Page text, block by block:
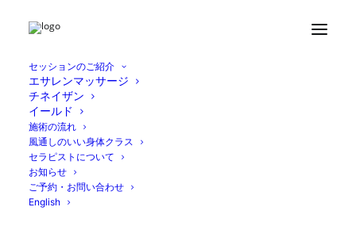
セッションのご紹介
エサレンマッサージ
チネイザン
イールド
施術の流れ
風通しのいい身体クラス
セラピストについて
お知らせ
ご予約・お問い合わせ
English
38980D90-A30B-4F48-B7C5-E26AD8A0AC1E